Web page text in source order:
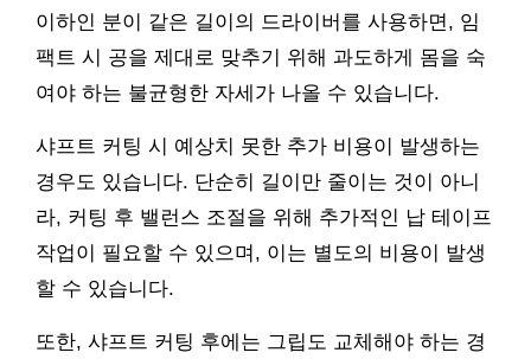
이하인 분이 같은 길이의 드라이버를 사용하면, 임
팩트 시 공을 제대로 맞추기 위해 과도하게 몸을 숙
여야 하는 불균형한 자세가 나올 수 있습니다.
샤프트 커팅 시 예상치 못한 추가 비용이 발생하는
경우도 있습니다. 단순히 길이만 줄이는 것이 아니
라, 커팅 후 밸런스 조절을 위해 추가적인 납 테이프
작업이 필요할 수 있으며, 이는 별도의 비용이 발생
할 수 있습니다.
또한, 샤프트 커팅 후에는 그립도 교체해야 하는 경